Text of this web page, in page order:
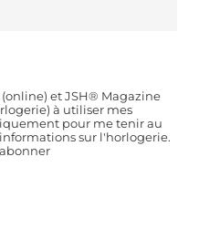
(online) et JSH® Magazine
à utiliser mes
pour me tenir au
sur l'horlogerie.